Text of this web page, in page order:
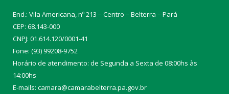
End.: Vila Americana, nº 213 – Centro – Belterra – Pará
CEP: 68.143-000
CNPJ: 01.614.120/0001-41
Fone: (93) 99208-9752
Horário de atendimento: de Segunda a Sexta de 08:00hs às
14:00hs
E-mails: camara@camarabelterra.pa.gov.br